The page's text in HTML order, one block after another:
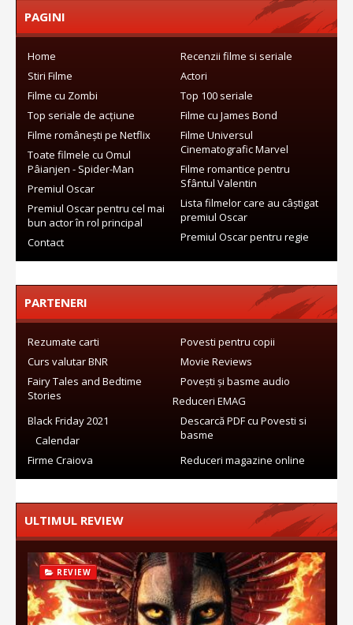
PAGINI
Home
Recenzii filme si seriale
Stiri Filme
Actori
Filme cu Zombi
Top 100 seriale
Top seriale de acțiune
Filme cu James Bond
Filme românești pe Netflix
Filme Universul
Cinematografic Marvel
Toate filmele cu Omul
Pâianjen - Spider-Man
Filme romantice pentru
Sfântul Valentin
Premiul Oscar
Lista filmelor care au câștigat
premiul Oscar
Premiul Oscar pentru cel mai
bun actor în rol principal
Premiul Oscar pentru regie
Contact
PARTENERI
Rezumate carti
Povesti pentru copii
Curs valutar BNR
Movie Reviews
Fairy Tales and Bedtime
Stories
Povești și basme audio
Reduceri EMAG
Descarcă PDF cu Povesti si
basme
Black Friday 2021
Calendar
Firme Craiova
Reduceri magazine online
ULTIMUL REVIEW
REVIEW